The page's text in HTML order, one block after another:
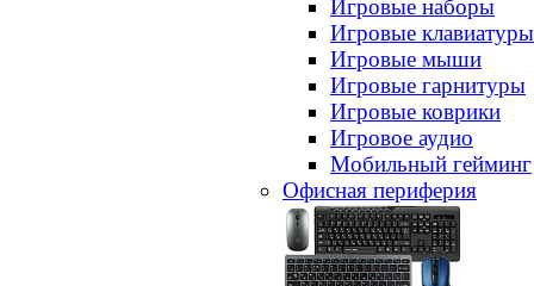
Игровые наборы
Игровые клавиатуры
Игровые мыши
Игровые гарнитуры
Игровые коврики
Игровое аудио
Мобильный гейминг
Офисная периферия